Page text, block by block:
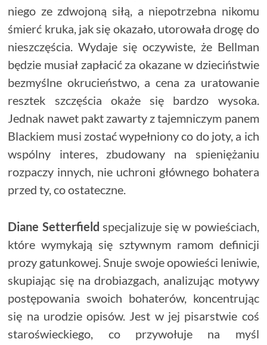
niego ze zdwojoną siłą, a niepotrzebna nikomu
śmierć kruka, jak się okazało, utorowała drogę do
nieszczęścia. Wydaje się oczywiste, że Bellman
będzie musiał zapłacić za okazane w dzieciństwie
bezmyślne okrucieństwo, a cena za uratowanie
resztek szczęścia okaże się bardzo wysoka.
Jednak nawet pakt zawarty z tajemniczym panem
Blackiem musi zostać wypełniony co do joty, a ich
wspólny interes, zbudowany na spieniężaniu
rozpaczy innych, nie uchroni głównego bohatera
przed ty, co ostateczne.
Diane Setterfield specjalizuje się w powieściach,
które wymykają się sztywnym ramom definicji
prozy gatunkowej. Snuje swoje opowieści leniwie,
skupiając się na drobiazgach, analizując motywy
postępowania swoich bohaterów, koncentrując
się na urodzie opisów. Jest w jej pisarstwie coś
staroświeckiego, co przywołuje na myśl